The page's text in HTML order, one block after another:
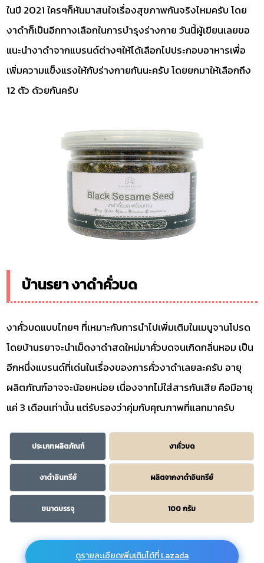
ในปี 2021 ใครๆก็หันมาสนใจเรื่องสุขภาพกันจริงไหมครับ โดย
งาดำก็เป็นอีกทางเลือกในการบำรุงร่างกาย วันนี้ผู้เขียนเลยขอ
แนะนำงาดำจากแบรนด์ต่างๆให้ได้เลือกไปประกอบอาหารเพื่อ
เพิ่มความแข็งแรงให้กับร่างกายกันนะครับ โดยยกมาให้เลือกถึง
12 ตัว ด้วยกันครับ
บ้านรยา งาดำคั่วบด
งาคั่วบดแบบไทยๆ ที่เหมาะกับการนำไปเพิ่มเติมในเมนูจานโปรด
โดยบ้านรยาจะนำเม็ดงาดำสดใหม่มาคั่วบดจนเกิดกลิ่นหอม เป็น
อีกหนึ่งแบรนด์ที่เด่นในเรื่องของการคั่วงาดำเลยละครับ อายุ
ผลิตภัณฑ์อาจจะน้อยหน่อย เนื่องจากไม่ใส่สารกันเสีย คือมีอายุ
แค่ 3 เดือนเท่านั้น แต่รับรองว่าคุ่มกับคุณภาพที่แลกมาครับ
ประเภทผลิตภัณฑ์ งาคั่วบด
งาดำอินทรีย์ ผลิตจากงาดำอินทรีย์
ขนาดบรรจุ 100 กรัม
ดูรายละเอียดเพิ่มเติมได้ที่ Lazada